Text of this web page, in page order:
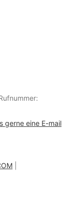
gerne eine E-mail